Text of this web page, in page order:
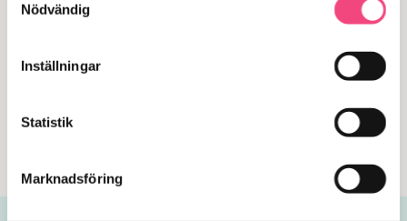
Nödvändig
Inställningar
Statistik
Marknadsföring
kontakt trådlös
här
har
varianter.
alternativen
Lägg i varukorgen